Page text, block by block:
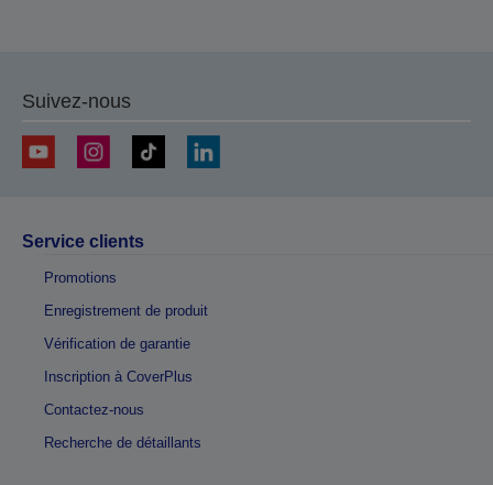
Suivez-nous
Service clients
Promotions
Enregistrement de produit
Vérification de garantie
Inscription à CoverPlus
Contactez-nous
Recherche de détaillants